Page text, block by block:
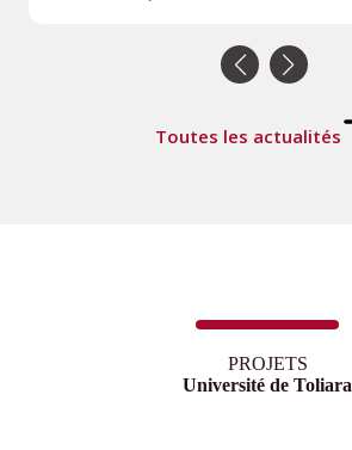
Toutes les actualités
PROJETS
Université de Toliara